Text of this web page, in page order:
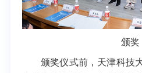
颁奖
颁奖仪式前，天津科技